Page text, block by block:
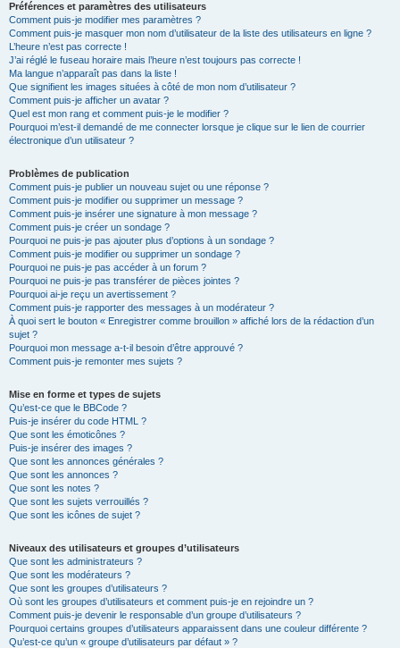
Préférences et paramètres des utilisateurs
Comment puis-je modifier mes paramètres ?
Comment puis-je masquer mon nom d’utilisateur de la liste des utilisateurs en ligne ?
L’heure n’est pas correcte !
J’ai réglé le fuseau horaire mais l’heure n’est toujours pas correcte !
Ma langue n’apparaît pas dans la liste !
Que signifient les images situées à côté de mon nom d’utilisateur ?
Comment puis-je afficher un avatar ?
Quel est mon rang et comment puis-je le modifier ?
Pourquoi m’est-il demandé de me connecter lorsque je clique sur le lien de courrier
électronique d’un utilisateur ?
Problèmes de publication
Comment puis-je publier un nouveau sujet ou une réponse ?
Comment puis-je modifier ou supprimer un message ?
Comment puis-je insérer une signature à mon message ?
Comment puis-je créer un sondage ?
Pourquoi ne puis-je pas ajouter plus d’options à un sondage ?
Comment puis-je modifier ou supprimer un sondage ?
Pourquoi ne puis-je pas accéder à un forum ?
Pourquoi ne puis-je pas transférer de pièces jointes ?
Pourquoi ai-je reçu un avertissement ?
Comment puis-je rapporter des messages à un modérateur ?
À quoi sert le bouton « Enregistrer comme brouillon » affiché lors de la rédaction d’un
sujet ?
Pourquoi mon message a-t-il besoin d’être approuvé ?
Comment puis-je remonter mes sujets ?
Mise en forme et types de sujets
Qu’est-ce que le BBCode ?
Puis-je insérer du code HTML ?
Que sont les émoticônes ?
Puis-je insérer des images ?
Que sont les annonces générales ?
Que sont les annonces ?
Que sont les notes ?
Que sont les sujets verrouillés ?
Que sont les icônes de sujet ?
Niveaux des utilisateurs et groupes d’utilisateurs
Que sont les administrateurs ?
Que sont les modérateurs ?
Que sont les groupes d’utilisateurs ?
Où sont les groupes d’utilisateurs et comment puis-je en rejoindre un ?
Comment puis-je devenir le responsable d’un groupe d’utilisateurs ?
Pourquoi certains groupes d’utilisateurs apparaissent dans une couleur différente ?
Qu’est-ce qu’un « groupe d’utilisateurs par défaut » ?